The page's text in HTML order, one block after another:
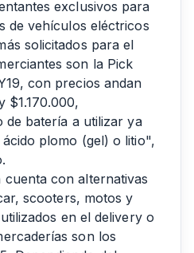
exclusivos para
de vehículos eléctricos
solicitados para el
son la Pick
con precios andan
$1.170.000,
de batería a utilizar ya
plomo (gel) o litio",
con alternativas
scooters, motos y
en el delivery o
son los